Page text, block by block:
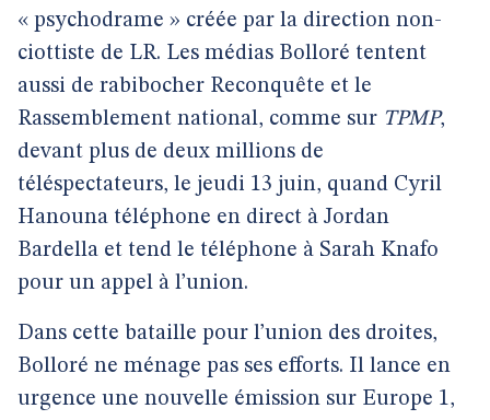
« psychodrame » créée par la direction non-
ciottiste de LR. Les médias Bolloré tentent
aussi de rabibocher Reconquête et le
Rassemblement national, comme sur TPMP,
devant plus de deux millions de
téléspectateurs, le jeudi 13 juin, quand Cyril
Hanouna téléphone en direct à Jordan
Bardella et tend le téléphone à Sarah Knafo
pour un appel à l’union.
Dans cette bataille pour l’union des droites,
Bolloré ne ménage pas ses efforts. Il lance en
urgence une nouvelle émission sur Europe 1,